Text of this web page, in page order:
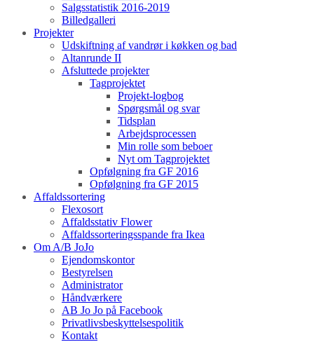
Salgsstatistik 2016-2019
Billedgalleri
Projekter
Udskiftning af vandrør i køkken og bad
Altanrunde II
Afsluttede projekter
Tagprojektet
Projekt-logbog
Spørgsmål og svar
Tidsplan
Arbejdsprocessen
Min rolle som beboer
Nyt om Tagprojektet
Opfølgning fra GF 2016
Opfølgning fra GF 2015
Affaldssortering
Flexosort
Affaldsstativ Flower
Affaldssorteringsspande fra Ikea
Om A/B JoJo
Ejendomskontor
Bestyrelsen
Administrator
Håndværkere
AB Jo Jo på Facebook
Privatlivsbeskyttelsespolitik
Kontakt